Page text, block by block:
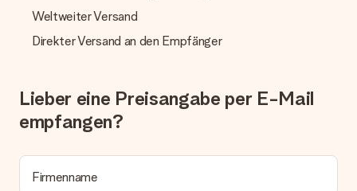
bleibt eine echte Überraschung!
Weltweiter Versand
Direkter Versand an den Empfänger
Lieber eine Preisangabe per E-Mail
empfangen?
Firmenname